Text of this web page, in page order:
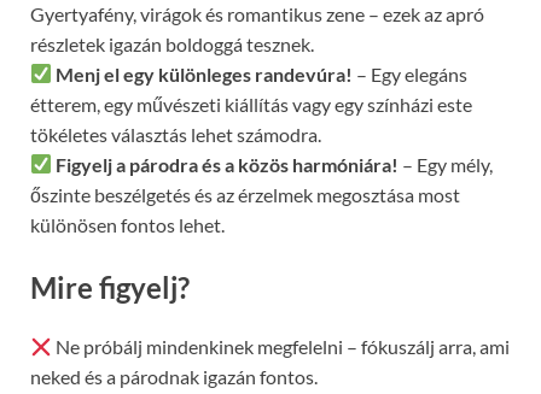
Gyertyafény, virágok és romantikus zene – ezek az apró
részletek igazán boldoggá tesznek.
Menj el egy különleges randevúra! – Egy elegáns
étterem, egy művészeti kiállítás vagy egy színházi este
tökéletes választás lehet számodra.
Figyelj a párodra és a közös harmóniára! – Egy mély,
őszinte beszélgetés és az érzelmek megosztása most
különösen fontos lehet.
Mire figyelj?
Ne próbálj mindenkinek megfelelni – fókuszálj arra, ami
neked és a párodnak igazán fontos.